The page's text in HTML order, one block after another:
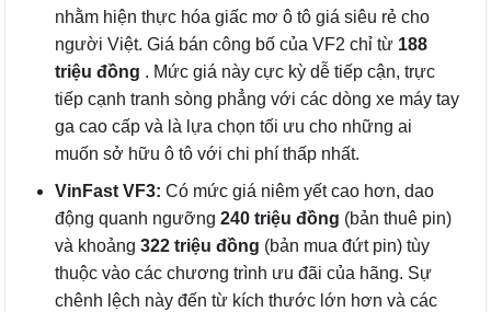
nhằm hiện thực hóa giấc mơ ô tô giá siêu rẻ cho
người Việt. Giá bán công bố của VF2 chỉ từ 188
triệu đồng . Mức giá này cực kỳ dễ tiếp cận, trực
tiếp cạnh tranh sòng phẳng với các dòng xe máy tay
ga cao cấp và là lựa chọn tối ưu cho những ai
muốn sở hữu ô tô với chi phí thấp nhất.
VinFast VF3: Có mức giá niêm yết cao hơn, dao
động quanh ngưỡng 240 triệu đồng (bản thuê pin)
và khoảng 322 triệu đồng (bản mua đứt pin) tùy
thuộc vào các chương trình ưu đãi của hãng. Sự
chênh lệch này đến từ kích thước lớn hơn và các